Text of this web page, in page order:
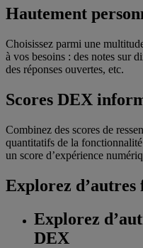
Hautement
Choisissez parmi une
à vos besoins : des notes sur
des réponses ouvertes, etc.
Scores DEX
Combinez des scores de
quantitatifs de la
un score d’expérience
Explorez
Explorez
DEX